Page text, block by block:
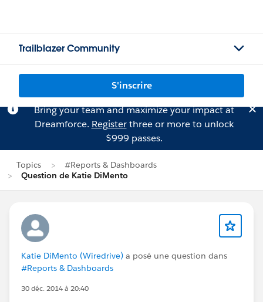
Trailblazer Community
S'inscrire
Bring your team and maximize your impact at
Dreamforce. Registerthree or more to unlock
$999 passes.
Topics
#Reports & Dashboards
Question de Katie DiMento
Katie DiMento (Wiredrive) a posé une question dans
#Reports & Dashboards
30 déc. 2014 à 20:40